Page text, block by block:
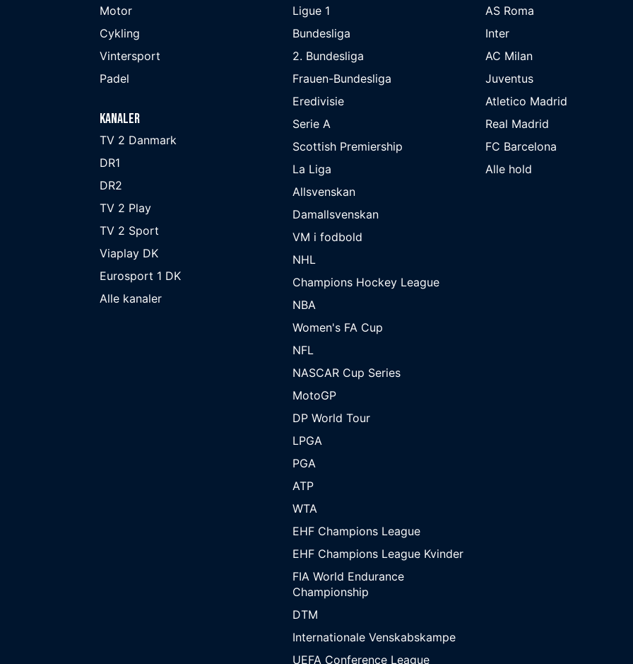
Motor
Cykling
Vintersport
Padel
Kanaler
TV 2 Danmark
DR1
DR2
TV 2 Play
TV 2 Sport
Viaplay DK
Eurosport 1 DK
Alle kanaler
Ligue 1
Bundesliga
2. Bundesliga
Frauen-Bundesliga
Eredivisie
Serie A
Scottish Premiership
La Liga
Allsvenskan
Damallsvenskan
VM i fodbold
NHL
Champions Hockey League
NBA
Women's FA Cup
NFL
NASCAR Cup Series
MotoGP
DP World Tour
LPGA
PGA
ATP
WTA
EHF Champions League
EHF Champions League Kvinder
FIA World Endurance
Championship
DTM
Internationale Venskabskampe
UEFA Conference League
AS Roma
Inter
AC Milan
Juventus
Atletico Madrid
Real Madrid
FC Barcelona
Alle hold